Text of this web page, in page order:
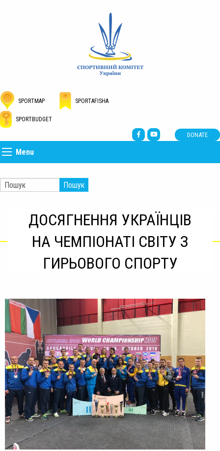
SPORTMAP SPORTAFISHA
SPORTBUDGET
DONATE
Menu
Пошук
ДОСЯГНЕННЯ УКРАЇНЦІВ
НА ЧЕМПІОНАТІ СВІТУ З
ГИРЬОВОГО СПОРТУ